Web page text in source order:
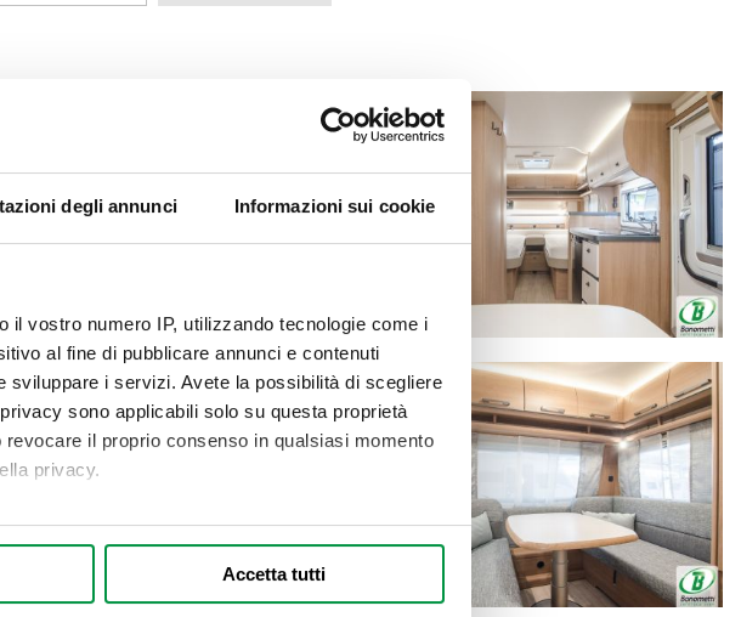
degli annunci Informazioni sui cookie
il vostro numero IP, utilizzando tecnologie come i
al fine di pubblicare annunci e contenuti
i servizi. Avete la possibilità di scegliere
sono applicabili solo su questa proprietà
il proprio consenso in qualsiasi momento
privacy.
di caratteristiche specifiche (impronte
Accetta tutti